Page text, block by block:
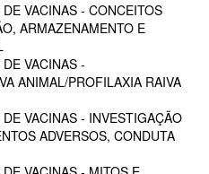
VACINAS - CONCEITOS
ARMAZENAMENTO E
VACINAS -
ANIMAL/PROFILAXIA RAIVA
VACINAS - INVESTIGAÇÃO
ADVERSOS, CONDUTA